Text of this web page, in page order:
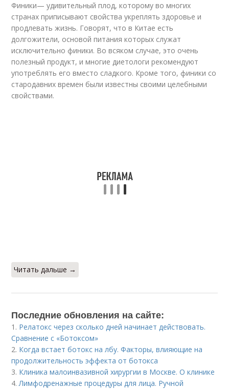
Финики— удивительный плод, которому во многих
странах приписывают свойства укреплять здоровье и
продлевать жизнь. Говорят, что в Китае есть
долгожители, основой питания которых служат
исключительно финики. Во всяком случае, это очень
полезный продукт, и многие диетологи рекомендуют
употреблять его вместо сладкого. Кроме того, финики со
стародавних времен были известны своими целебными
свойствами.
Читать дальше →
Последние обновления на сайте:
1. Релатокс через сколько дней начинает действовать.
Сравнение с «Ботоксом»
2. Когда встает ботокс на лбу. Факторы, влияющие на
продолжительность эффекта от ботокса
3. Клиника малоинвазивной хирургии в Москве. О клинике
4.Лимфодренажные процедуры для лица. Ручной